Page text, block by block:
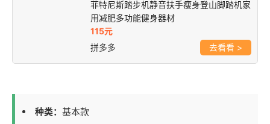
菲特尼斯踏步机静音扶手瘦身登山脚踏机家
用减肥多功能健身器材
115元
拼多多
>
种类： 基本款